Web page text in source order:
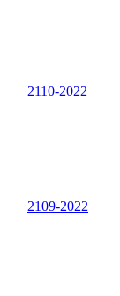
2110-2022
2109-2022